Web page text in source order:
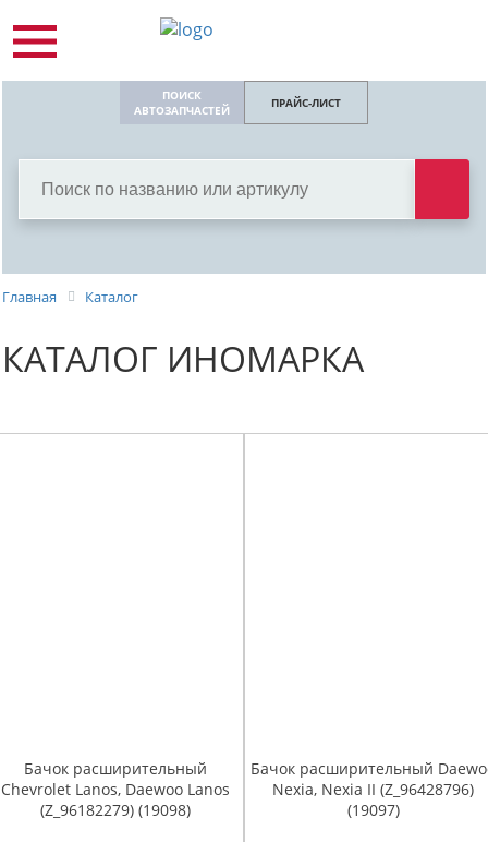
ПОИСК
АВТОЗАПЧАСТЕЙ
ПРАЙС-ЛИСТ
Главная Каталог
КАТАЛОГ ИНОМАРКА
Бачок расширительный
Chevrolet Lanos, Daewoo Lanos
(Z_96182279) (19098)
Бачок расширительный
Nexia, Nexia II (Z_96428796)
(19097)